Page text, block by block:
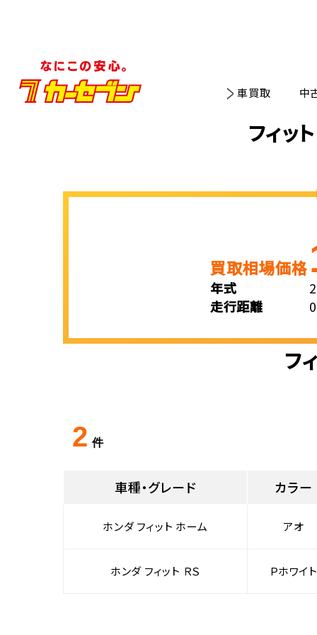
車買取 中
フィッ
買取相場価格
年式
走行距離
フ
2 件
車種・グレード カラー
ホンダ フィット ホーム アオ
ホンダ フィット ＲＳ Ｐホワイト